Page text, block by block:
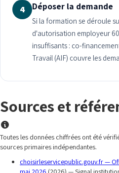
4 Déposer la demande
Si la formation se déroule
d'autorisation employeur
insuffisants : co-
Travail (AIF) couvre les
Sources et
Toutes les données chiffrées ont été
sources primaires indépendantes.
choisirleservicepublic.gouv.fr —